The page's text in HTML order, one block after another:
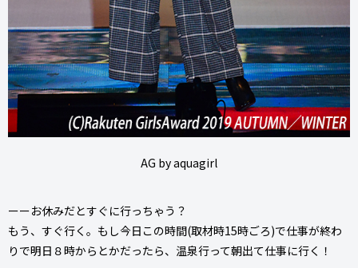
AG by aquagirl
ーーお休みだとすぐに行っちゃう？
もう、すぐ行く。もし今日この時間(取材時15時ごろ)で仕事が終わ
りで明日８時からとかだったら、温泉行って朝出て仕事に行く！